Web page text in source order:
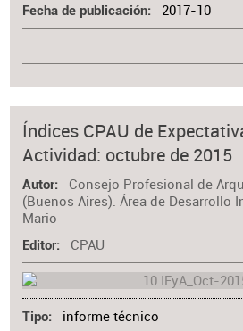
Fecha de publicación 2017-10
Índices CPAU de
Actividad: octubre de 2015
Autor
Consejo Profesional de
(Buenos Aires). Área de Desarrollo
Mario
Editor CPAU
Tipo informe técnico